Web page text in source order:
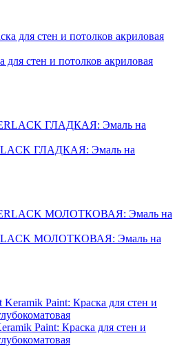
стен и потолков акриловая
ГЛАДКАЯ: Эмаль на
МОЛОТКОВАЯ: Эмаль на
Paint: Краска для стен и